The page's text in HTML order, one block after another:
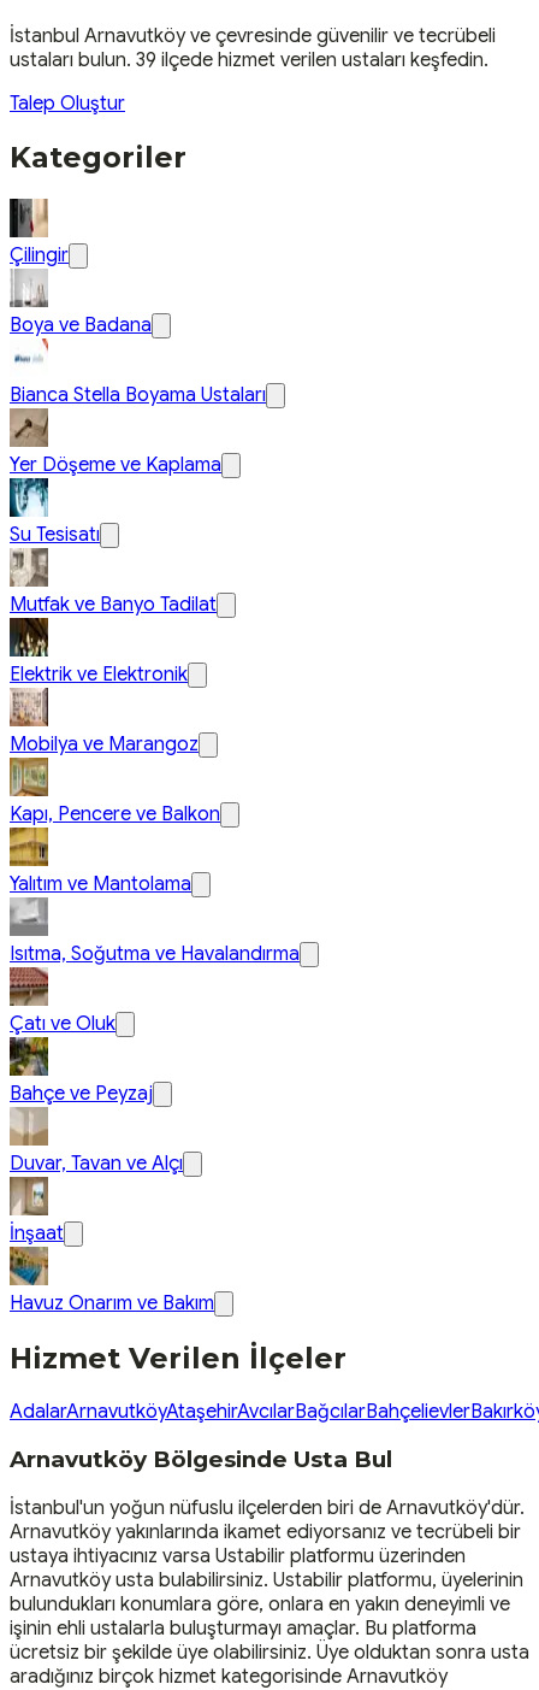
İstanbul Arnavutköyve çevresinde güvenilir ve tecrübeli
ustaları bulun. 39 ilçede hizmet verilen ustaları keşfedin.
Talep Oluştur
Kategoriler
Çilingir
Boya ve Badana
Bianca Stella Boyama Ustaları
Yer Döşeme ve Kaplama
Su Tesisatı
Mutfak ve Banyo Tadilat
Elektrik ve Elektronik
Mobilya ve Marangoz
Kapı, Pencere ve Balkon
Yalıtım ve Mantolama
Isıtma, Soğutma ve Havalandırma
Çatı ve Oluk
Bahçe ve Peyzaj
Duvar, Tavan ve Alçı
İnşaat
Havuz Onarım ve Bakım
Hizmet Verilen İlçeler
AdalarArnavutköyAtaşehirAvcılarBağcılarBahçelievler
Arnavutköy Bölgesinde Usta Bul
İstanbul'un yoğun nüfuslu ilçelerden biri de Arnavutköy'dür.
Arnavutköy yakınlarında ikamet ediyorsanız ve tecrübeli bir
ustaya ihtiyacınız varsa Ustabilir platformu üzerinden
Arnavutköy usta bulabilirsiniz. Ustabilir platformu, üyelerinin
bulundukları konumlara göre, onlara en yakın deneyimli ve
işinin ehli ustalarla buluşturmayı amaçlar. Bu platforma
ücretsiz bir şekilde üye olabilirsiniz. Üye olduktan sonra usta
aradığınız birçok hizmet kategorisinde Arnavutköy